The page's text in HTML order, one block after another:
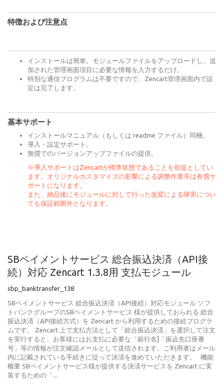
特徴および注意点
インストールは簡単。モジュールファイルをアップロードし、追
加された管理画面項目に必要な情報を入力するだけ。
特別な通信プログラムは不要ですので、Zencart管理画面内で設
定は完了します。
基本サポート
インストールマニュアル（もしくは readme ファイル）同梱。
導入・設定サポート。
無償でのバージョンアップファイルの提供。
※導入サポートはZencartが標準状態であることを前提としてい
ます。オリジナルカスタマイズの影響による調整作業等は有償サ
ポートになります。
また、納品後にモジュールに対して行った改変による障害につい
ても保証範囲外となります。
SBペイメントサービス 総合振込決済（API接
続）対応 Zencart 1.3.8用 支払モジュール
sbp_banktransfer_138
SBペイメントサービス 総合振込決済（API接続）対応モジュール ソフ
トバンクグループのSBペイメントサービス 様が提供しておられる 総合
振込決済（API接続方式）を Zencart から利用するための接続プログラ
ムです。 Zencart 上で支払方法として「総合振込決済」を選択して注文
を実行すると、お客様にはお支払に必要な「銀行名]「振込先口座番
号」等の情報が注文確認メールとして送信されます。ご利用者はメール
内に記載されている手続きに従って決済を進めていただきます。 機能
概要 SBペイメントサービス様が提供する決済サービスを Zencart に実
装するための「...